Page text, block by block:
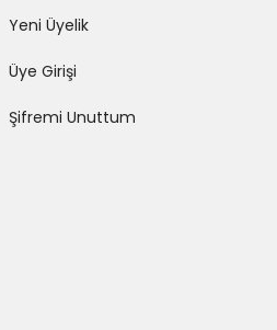
Yeni Üyelik
Üye Girişi
Şifremi Unuttum